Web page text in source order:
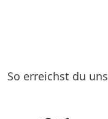
So erreichst du uns